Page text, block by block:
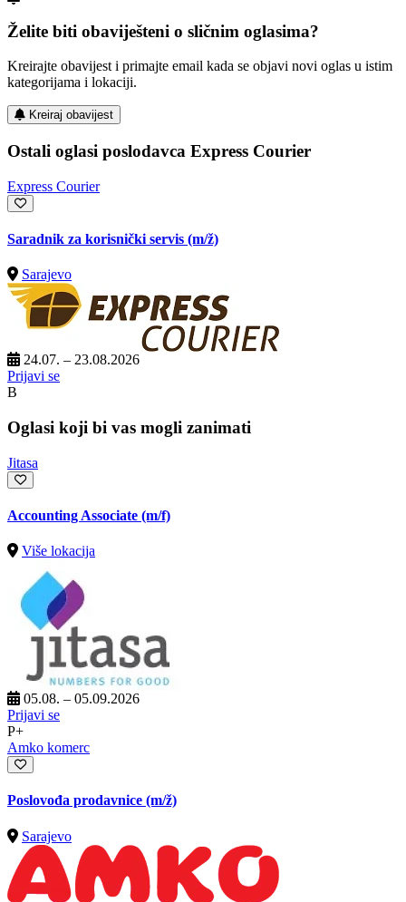
Želite biti obaviješteni o sličnim oglasima?
Kreirajte obavijest i primajte email kada se objavi novi oglas u istim
kategorijama i lokaciji.
Kreiraj obavijest
Ostali oglasi poslodavca Express Courier
Express Courier
Saradnik za korisnički servis (m/ž)
Sarajevo
24.07. – 23.08.2026
Prijavi se
B
Oglasi koji bi vas mogli zanimati
Jitasa
Accounting Associate (m/f)
Više lokacija
05.08. – 05.09.2026
Prijavi se
P+
Amko komerc
Poslovođa prodavnice (m/ž)
Sarajevo